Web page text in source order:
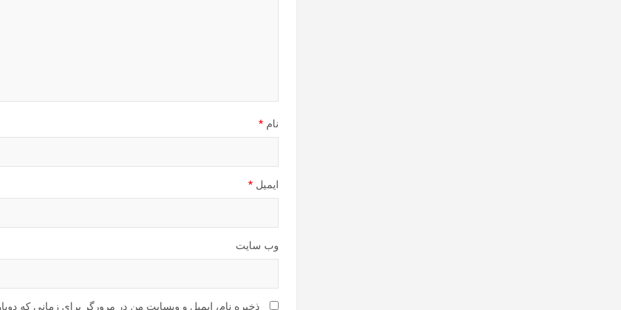
نام *
ایمیل *
وب‌ سایت
ذخیره نام، ایمیل و وبسایت من در مرورگر برای زمانی که